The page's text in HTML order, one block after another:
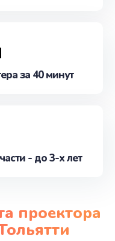
за 40 минут
- до 3-х лет
проектора